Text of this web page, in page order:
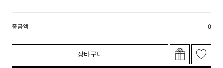
총금액 0
장바구니